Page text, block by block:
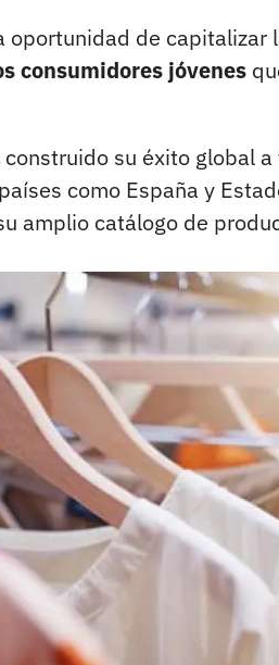
oportunidad de capitalizar
consumidores jóvenes
su éxito global
como España y
amplio catálogo de